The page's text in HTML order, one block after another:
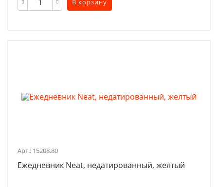
В корзину
Арт.: 15208.80
Ежедневник Neat, недатированный, желтый